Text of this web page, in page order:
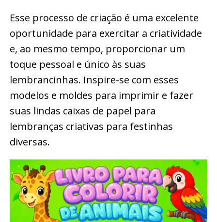
Esse processo de criação é uma excelente
oportunidade para exercitar a criatividade
e, ao mesmo tempo, proporcionar um
toque pessoal e único às suas
lembrancinhas. Inspire-se com esses
modelos e moldes para imprimir e fazer
suas lindas caixas de papel para
lembranças criativas para festinhas
diversas.